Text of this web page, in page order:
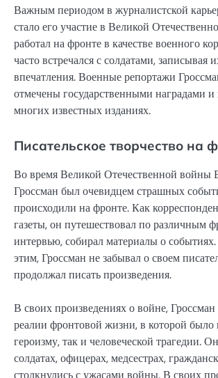
Важным периодом в журналистской
стало его участие в Великой
работал на фронте в качестве военного
часто встречался с солдатами, записывая
впечатления. Военные репортажи
отмечены государственными наградами и
многих известных изданиях.
Писательское творчество на
Во время Великой Отечественной войны
Гроссман был очевидцем страшных
происходили на фронте. Как
газеты, он путешествовал по различным
интервью, собирал материалы о
этим, Гроссман не забывал о своем
продолжал писать произведения.
В своих произведениях о войне,
реалии фронтовой жизни, в которой было
героизму, так и человеческой трагедии.
солдатах, офицерах, медсестрах,
столкнулись с ужасами войны. В своих